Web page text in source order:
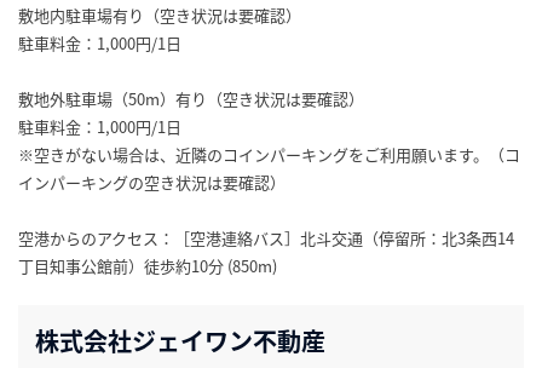
敷地内駐車場有り（空き状況は要確認）
駐車料金：1,000円/1日
敷地外駐車場（50m）有り（空き状況は要確認）
駐車料金：1,000円/1日
※空きがない場合は、近隣のコインパーキングをご利用願います。（コ
インパーキングの空き状況は要確認）
空港からのアクセス：［空港連絡バス］北斗交通（停留所：北3条西14
丁目知事公館前）徒歩約10分 (850m)
株式会社ジェイワン不動産